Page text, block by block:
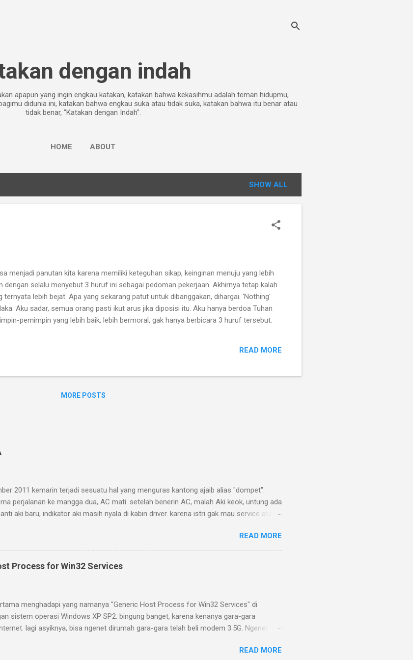
dengan indah
apapun yang ingin engkau katakan, katakan bahwa kekasihmu adalah teman hidupmu,
didunia ini, katakan bahwa engkau suka atau tidak suka, katakan bahwa itu benar atau
tidak benar, "Katakan dengan Indah".
HOME ABOUT
SHOW ALL
menjadi panutan kita karena memiliki keteguhan sikap, keinginan menuju yang lebih
dengan selalu menyebut 3 huruf ini sebagai pedoman pekerjaan. Akhirnya tetap kalah
lebih bejat. Apa yang sekarang patut untuk dibanggakan, dihargai. 'Nothing'
Aku sadar, semua orang pasti ikut arus jika diposisi itu. Aku hanya berdoa Tuhan
pemimpin yang lebih baik, lebih bermoral, gak hanya berbicara 3 huruf tersebut.
READ MORE
MORE POSTS
2011 kemarin terjadi sesuatu hal yang menguras kantong ajaib alias "dompet".
perjalanan ke mangga dua, AC mati. setelah benerin AC, malah Aki keok, untung ada
aki baru, indikator aki masih nyala di kabin driver. karena istri gak mau service atau
Gathering Karimun Kaskus ke-3. Berikut komentar salah satu member Karimun
masang alternator di karimun saya) : Halah sampe saya juga lupa lapor mengenai
deh saya bisa bantu temen2 lagi dengan tersedianya alternator optional 70 amp,
dalam keadaan baru gress yang plek dengan karimun, seharga 800.000 saja
READ MORE
Process for Win32 Services
menghadapi yang namanya "Generic Host Process for Win32 Services" di
sistem operasi Windows XP SP2. bingung banget, karena kenanya gara-gara
lagi asyiknya, bisa ngenet dirumah gara-gara telah beli modem 3.5G. Ngenet 1-2
Services". langsung aja koneksi internet terputus. aaah, baru beli, kok ada error tuh di
READ MORE